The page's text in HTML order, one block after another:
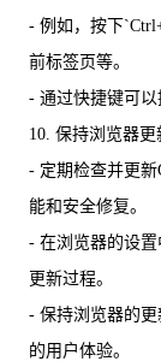
- 例如，按下
前标签页等。
- 通过快捷键可以
10. 保持浏览器更
- 定期检查并更
能和安全修复。
- 在浏览器的设
更新过程。
- 保持浏览器的
的用户体验。